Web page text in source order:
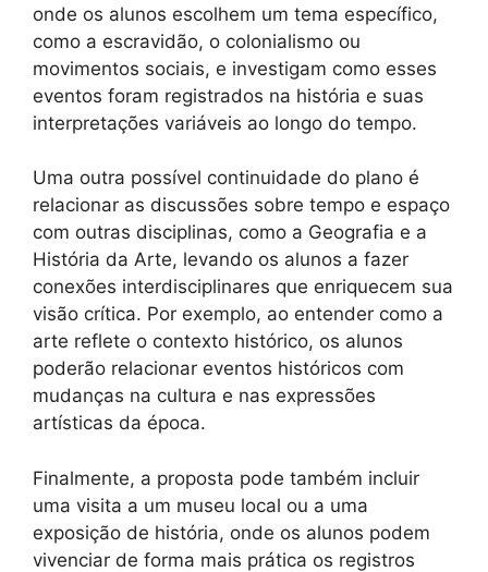
onde os alunos escolhem um tema específico,
como a escravidão, o colonialismo ou
movimentos sociais, e investigam como esses
eventos foram registrados na história e suas
interpretações variáveis ao longo do tempo.
Uma outra possível continuidade do plano é
relacionar as discussões sobre tempo e espaço
com outras disciplinas, como a Geografia e a
História da Arte, levando os alunos a fazer
conexões interdisciplinares que enriquecem sua
visão crítica. Por exemplo, ao entender como a
arte reflete o contexto histórico, os alunos
poderão relacionar eventos históricos com
mudanças na cultura e nas expressões
artísticas da época.
Finalmente, a proposta pode também incluir
uma visita a um museu local ou a uma
exposição de história, onde os alunos podem
vivenciar de forma mais prática os registros